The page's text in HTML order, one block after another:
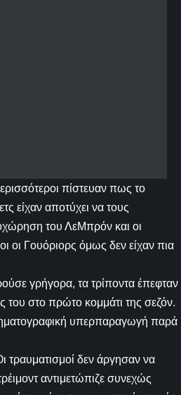
πίστευαν πως το
είχαν αποτύχει να τους
του ΛεΜπρόν και οι
οι Γουόριορς όμως δεν είχαν πια
γρήγορα, τα τρίποντα έπεφταν
του στο πρώτο κομμάτι της σεζόν.
υπερπαραγωγή παρά
τραυματισμοί δεν άργησαν να
αντιμετώπιζε συνεχώς